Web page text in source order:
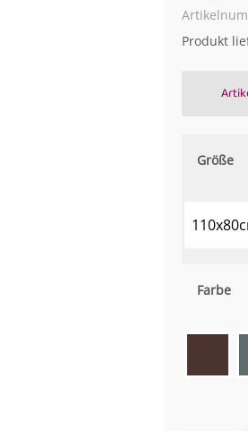
Produkt
Größe
Farbe